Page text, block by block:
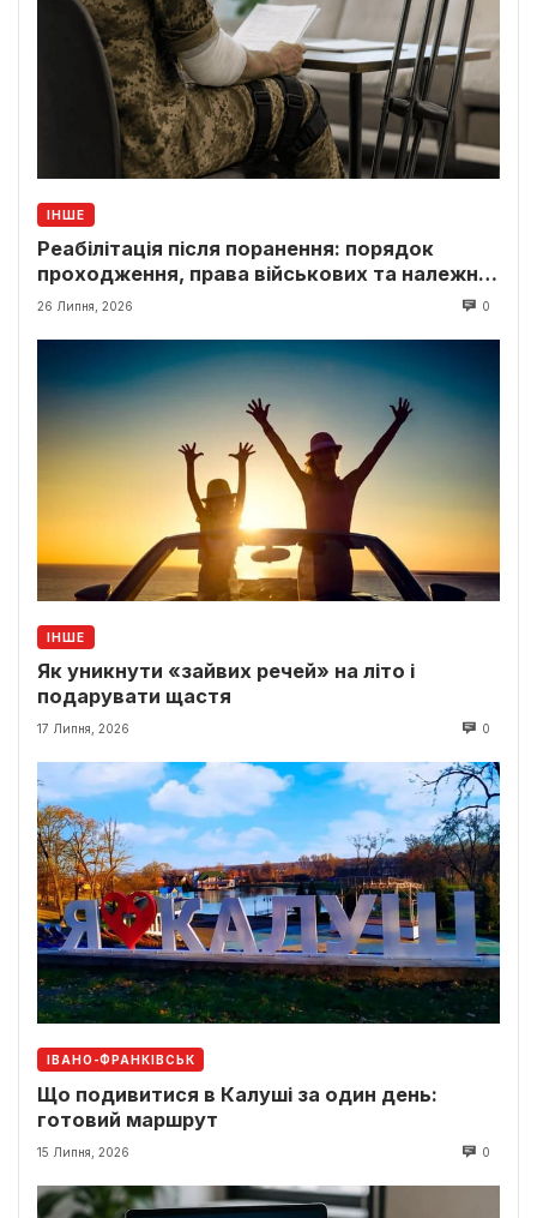
ІНШЕ
Реабілітація після поранення: порядок
проходження, права військових та належні
виплати
26 Липня, 2026 0
ІНШЕ
Як уникнути «зайвих речей» на літо і
подарувати щастя
17 Липня, 2026 0
ІВАНО-ФРАНКІВСЬК
Що подивитися в Калуші за один день:
готовий маршрут
15 Липня, 2026 0